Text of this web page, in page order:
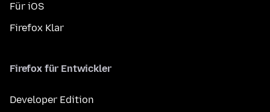
Für iOS
Firefox Klar
Firefox für Entwickler
Developer Edition